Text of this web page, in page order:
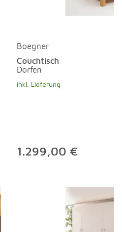
Boegner
Couchtisch
Dorfen
inkl. Lieferung
1.299,00 €